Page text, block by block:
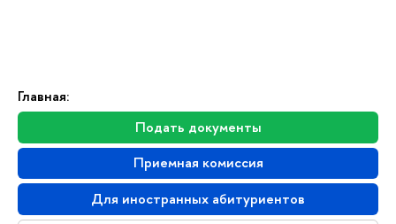
Главная:
Подать документы
Приемная комиссия
Для иностранных абитуриентов